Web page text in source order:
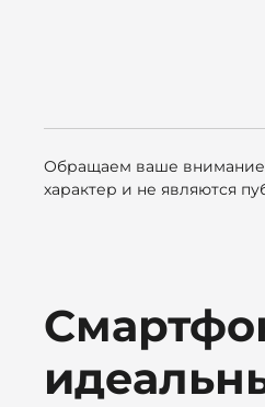
Обращаем ваше внимание,
характер и не являются